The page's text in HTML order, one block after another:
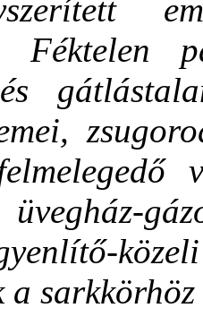
Féktelen
és
üvegház-
a